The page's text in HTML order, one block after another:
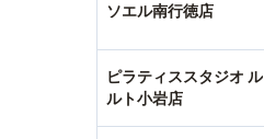
ソエル南行徳店
ピラティススタジオ ル
ルト小岩店